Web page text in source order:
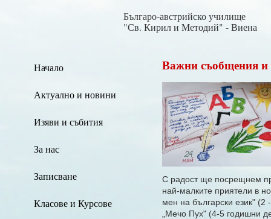
Българо-австрийско училище
"Св. Кирил и Методий" - Виена
Начало
Актуално и новини
Изяви и събития
За нас
Записване
Класове и Курсове
Важни съобщения
С радост ще посрещнем
най-малките приятели в
мен на български език" (2
„Мечо Пух" (4-5 годишни